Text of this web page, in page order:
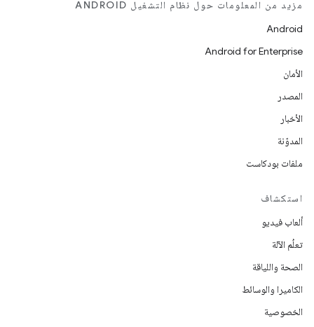
مزيد من المعلومات حول نظام التشغيل ANDROID
Android
Android for Enterprise
الأمان
المصدر
الأخبار
المدوّنة
ملفات بودكاست
استكشاف
ألعاب فيديو
تعلُم الآلة
الصحة واللياقة
الكاميرا والوسائط
الخصوصية